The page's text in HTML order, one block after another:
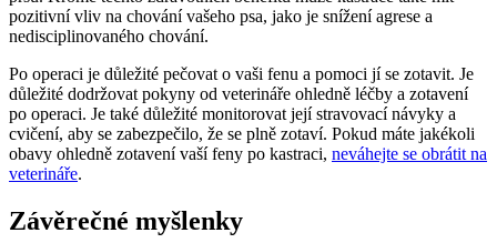
pozitivní vliv na chování vašeho psa, jako je snížení agrese a
nedisciplinovaného chování.
Po operaci je důležité pečovat o vaši fenu a pomoci jí se zotavit. Je
důležité dodržovat pokyny od veterináře ohledně léčby a zotavení
po operaci. Je také důležité monitorovat její stravovací návyky a
cvičení, aby se zabezpečilo, že se plně zotaví. Pokud máte jakékoli
obavy ohledně zotavení vaší feny po kastraci, neváhejte se obrátit na
veterináře.
Závěrečné myšlenky